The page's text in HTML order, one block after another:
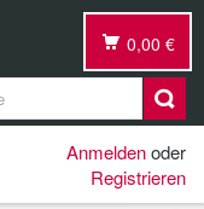
0,00 €
Anmeldenoder
Registrieren